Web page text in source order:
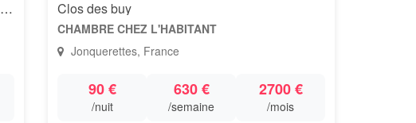
Studio à louer à la nuitée, au week-end,à la semaine . Clos des buy
CHAMBRE CHEZ L'HABITANT
Jonquerettes, France
90 €
/nuit
630 €
/semaine
2700 €
/mois